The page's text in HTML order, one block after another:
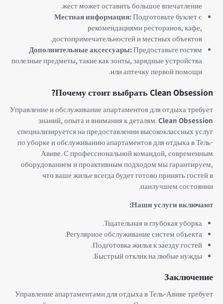
жест может оставить большое впечатление.
Местная информация:Подготовьте буклет с
рекомендациями ресторанов, кафе,
достопримечательностей и местных объектов.
Дополнительные аксессуары:Предоставьте гостям
полезные предметы, такие как зонты, зарядные устройства
или аптечку первой помощи.
Почему стоит выбрать Clean Obsession?
Управление и обслуживание апартаментов для отдыха требует
знаний, опыта и внимания к деталям. Clean Obsession
специализируется на предоставлении высококлассных услуг
по уборке и обслуживанию апартаментов для отдыха в Тель-
Авиве. С профессиональной командой, современным
оборудованием и проактивным подходом мы гарантируем,
что ваше жилье всегда будет готово принять гостей в
наилучшем состоянии.
Наши услуги включают:
Тщательная и глубокая уборка.
Регулярное обслуживание систем объекта.
Подготовка жилья к заезду гостей.
Быстрый отклик на любые нужды.
Заключение
Управление апартаментами для отдыха в Тель-Авиве требует